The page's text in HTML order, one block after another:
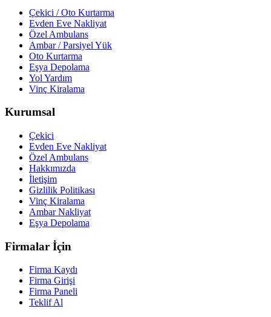
Çekici / Oto Kurtarma
Evden Eve Nakliyat
Özel Ambulans
Ambar / Parsiyel Yük
Oto Kurtarma
Eşya Depolama
Yol Yardım
Vinç Kiralama
Kurumsal
Çekici
Evden Eve Nakliyat
Özel Ambulans
Hakkımızda
İletişim
Gizlilik Politikası
Vinç Kiralama
Ambar Nakliyat
Eşya Depolama
Firmalar İçin
Firma Kaydı
Firma Girişi
Firma Paneli
Teklif Al